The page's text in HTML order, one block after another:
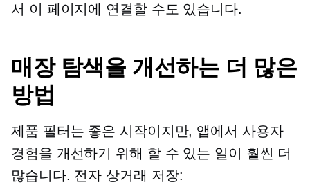
서 이 페이지에 연결할 수도 있습니다.
매장 탐색을 개선하는 더 많은
방법
제품 필터는 좋은 시작이지만, 앱에서 사용자
경험을 개선하기 위해 할 수 있는 일이 훨씬 더
많습니다. 전자 상거래 저장: